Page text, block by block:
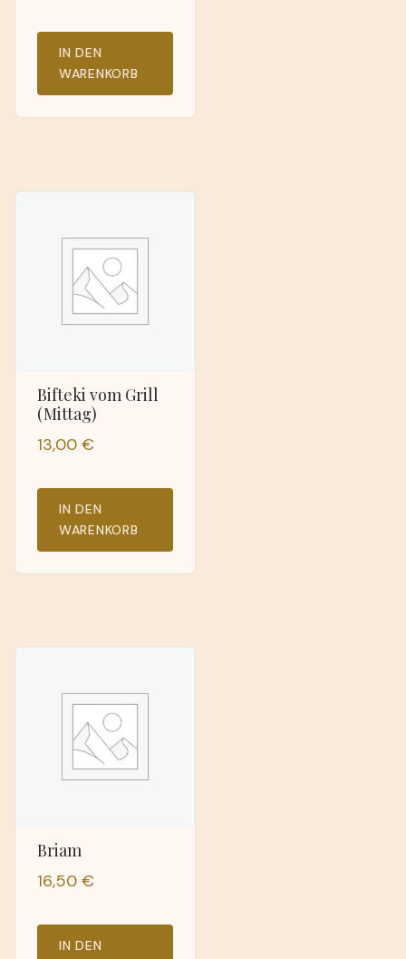
IN DEN
WARENKORB
Bifteki vom Grill
(Mittag)
13,00 €
IN DEN
WARENKORB
Briam
16,50 €
IN DEN